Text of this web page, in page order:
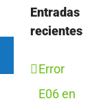
Entradas
recientes
Error
E06 en